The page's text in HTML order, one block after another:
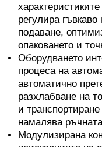
регулира
подаване,
опаковането и
Оборудването
процеса на
автоматично
разхлабване на
и транспортиране
намалява
Модулизирана